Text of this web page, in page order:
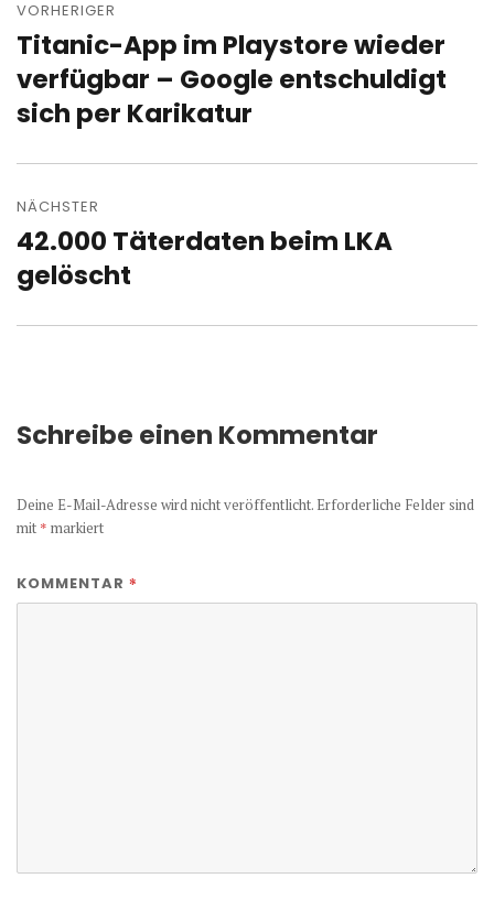
VORHERIGER
Vorheriger
Beitrag:
Titanic-App im Playstore wieder
verfügbar – Google entschuldigt
sich per Karikatur
NÄCHSTER
Nächster
Beitrag:
42.000 Täterdaten beim LKA
gelöscht
Schreibe einen Kommentar
Deine E-Mail-Adresse wird nicht veröffentlicht. Erforderliche Felder sind
mit * markiert
KOMMENTAR *